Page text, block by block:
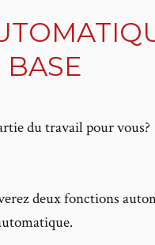
BASE
du travail pour vous?
deux fonctions